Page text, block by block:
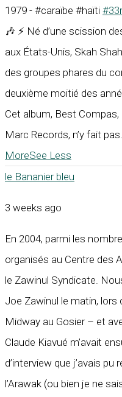
1979 - #caraïbe #haïti
🎶 ⚡ Né d’une scission
aux États-Unis, Skah
des groupes phares du
deuxième moitié des
Cet album, Best
Marc Records, n’y fait
MoreSee Less
le Bananier bleu
3 weeks ago
En 2004, parmi les
organisés au Centre des
le Zawinul Syndicate.
Joe Zawinul le matin, lors
Midway au Gosier – et
Claude Kiavué m’avait
d’interview que j’avais pu
l’Arawak (ou bien je ne